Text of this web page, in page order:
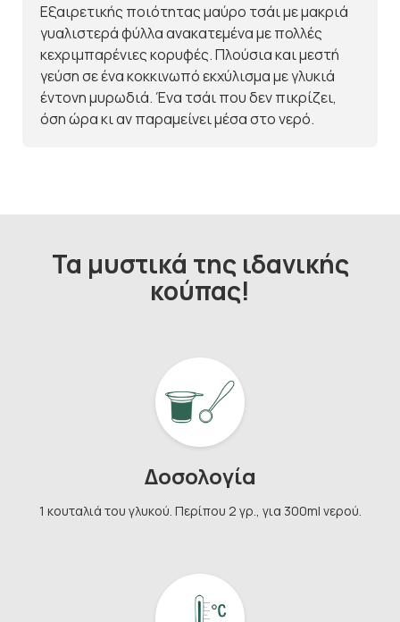
Εξαιρετικής ποιότητας μαύρο τσάι με μακριά
γυαλιστερά φύλλα ανακατεμένα με πολλές
κεχριμπαρένιες κορυφές. Πλούσια και μεστή
γεύση σε ένα κοκκινωπό εκχύλισμα με γλυκιά
έντονη μυρωδιά. Ένα τσάι που δεν πικρίζει,
όση ώρα κι αν παραμείνει μέσα στο νερό.
Τα μυστικά της ιδανικής
κούπας!
Δοσολογία
1 κουταλιά του γλυκού. Περίπου 2 γρ., για 300ml νερού.